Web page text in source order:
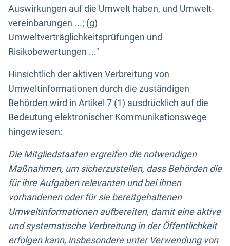
Auswirkungen auf die Umwelt haben, und Umwelt-
vereinbarungen ...; (g)
Umweltverträglichkeitsprüfungen und
Risikobewertungen ..."
Hinsichtlich der aktiven Verbreitung von
Umweltinformationen durch die zuständigen
Behörden wird in Artikel 7 (1) ausdrücklich auf die
Bedeutung elektronischer Kommunikationswege
hingewiesen:
Die Mitgliedstaaten ergreifen die notwendigen
Maßnahmen, um sicherzustellen, dass Behörden die
für ihre Aufgaben relevanten und bei ihnen
vorhandenen oder für sie bereitgehaltenen
Umweltinformationen aufbereiten, damit eine aktive
und systematische Verbreitung in der Öffentlichkeit
erfolgen kann, insbesondere unter Verwendung von